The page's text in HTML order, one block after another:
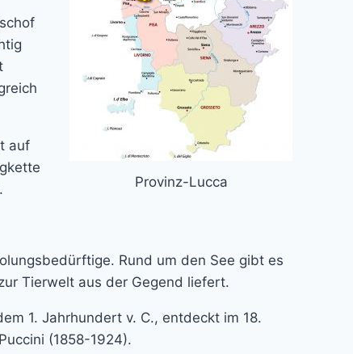
Provinz-Lucca
auf
Rund um den See gibt es
Tierwelt aus der Gegend liefert.
1. Jahrhundert v. C., entdeckt im 18.
(1858-1924).